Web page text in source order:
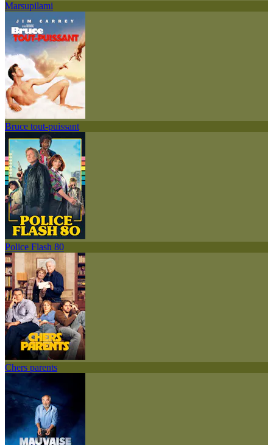
Marsupilami
Bruce tout-puissant
Police Flash 80
Chers parents